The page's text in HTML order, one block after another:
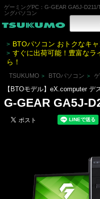
ゲーミングPC：G-GEAR GA5J-
ングパソコン
> BTOパソコン おトクなキャ
> すぐに出荷可能！豊富なラ
ら！
TSUKUMO > BTOパソコン >
【BTOモデル】eX.computer
G-GEAR GA5J-